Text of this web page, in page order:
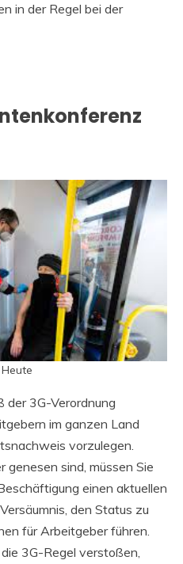
in der Regel bei der
der 3G-Verordnung
im ganzen Land
vorzulegen.
sind, müssen Sie
einen aktuellen
den Status zu
für Arbeitgeber führen.
3G-Regel verstoßen,